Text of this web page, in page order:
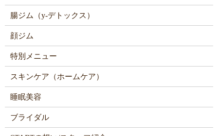
腸ジム（y-デトックス）
顔ジム
特別メニュー
スキンケア（ホームケア）
睡眠美容
ブライダル